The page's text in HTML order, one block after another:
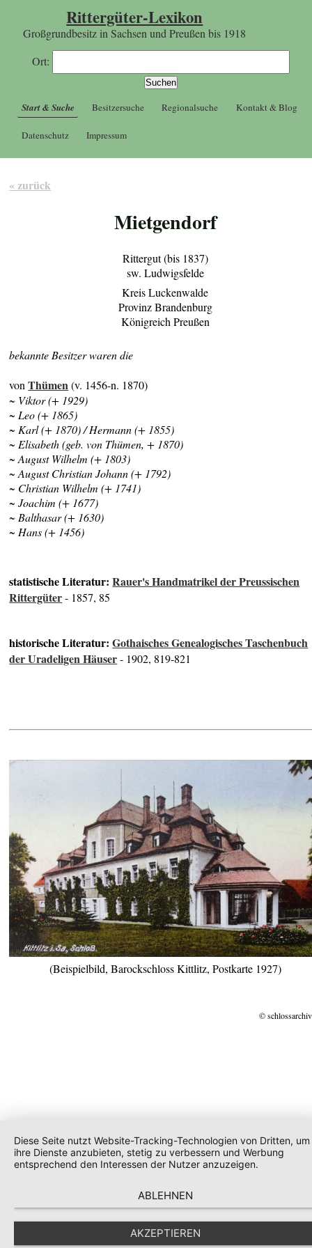
Rittergüter-Lexikon
Großgrundbesitz in Sachsen und Preußen bis 1918
Ort:
Start & Suche Besitzersuche Regionalsuche Kontakt & Blog
Datenschutz Impressum
« zurück
Mietgendorf
Rittergut (bis 1837)
sw. Ludwigsfelde
Kreis Luckenwalde
Provinz Brandenburg
Königreich Preußen
bekannte Besitzer waren die
vonThümen(v. 1456-n. 1870)
~ Viktor (+ 1929)
~ Leo (+ 1865)
~ Karl (+ 1870) / Hermann (+ 1855)
~ Elisabeth (geb. von Thümen, + 1870)
~ August Wilhelm (+ 1803)
~ August Christian Johann (+ 1792)
~ Christian Wilhelm (+ 1741)
~ Joachim (+ 1677)
~ Balthasar (+ 1630)
~ Hans (+ 1456)
statistische Literatur:Rauer's Handmatrikel der Preussischen
Rittergüter- 1857, 85
historische Literatur:Gothaisches Genealogisches Taschenbuch
der Uradeligen Häuser- 1902, 819-821
(Beispielbild, Barockschloss Kittlitz, Postkarte 1927)
©
Diese Seite nutzt Website-Tracking-Technologien von Dritten, um
ihre Dienste anzubieten, stetig zu verbessern und Werbung
entsprechend den Interessen der Nutzer anzuzeigen.
ABLEHNEN
AKZEPTIEREN